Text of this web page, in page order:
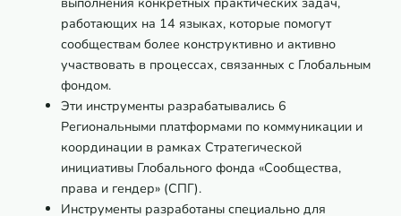
работающих на 14 языках, которые помогут
сообществам более конструктивно и активно
участвовать в процессах, связанных с Глобальным
фондом.
Эти инструменты разрабатывались 6
Региональными платформами по коммуникации и
координации в рамках Стратегической
инициативы Глобального фонда «Сообщества,
права и гендер» (СПГ).
Инструменты разработаны специально для